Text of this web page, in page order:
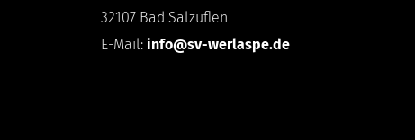
32107 Bad Salzuflen
E-Mail: info@sv-werlaspe.de